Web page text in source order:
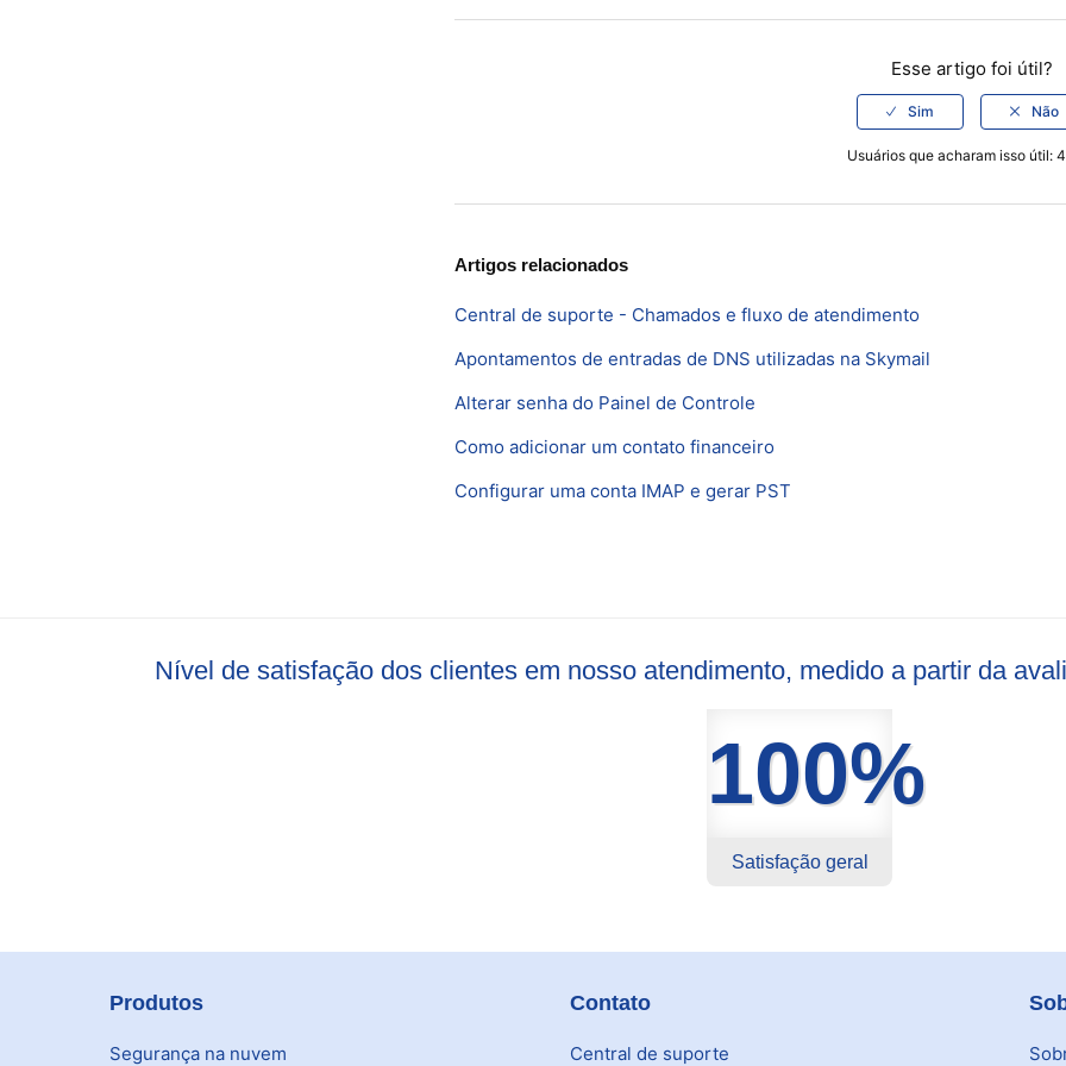
Esse artigo foi útil?
Usuários que acharam isso útil:
Artigos relacionados
Central de suporte - Chamados e fluxo de atendimento
Apontamentos de entradas de DNS utilizadas na Skymail
Alterar senha do Painel de Controle
Como adicionar um contato financeiro
Configurar uma conta IMAP e gerar PST
Nível de satisfação dos clientes em nosso atendimento, medido a partir da
100%
Satisfação geral
Produtos
Segurança na nuvem
Contato
Central de suporte